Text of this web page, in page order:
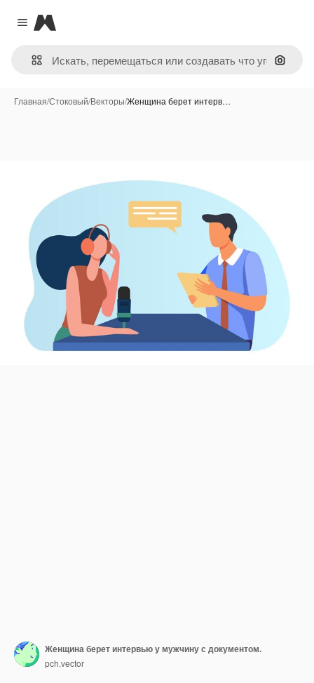
Close menu
Magnific
Поиск
Главная/Стоковый/Векторы/Женщина берет интерв…
Женщина берет интервью у мужчину с документом.
pch.vector